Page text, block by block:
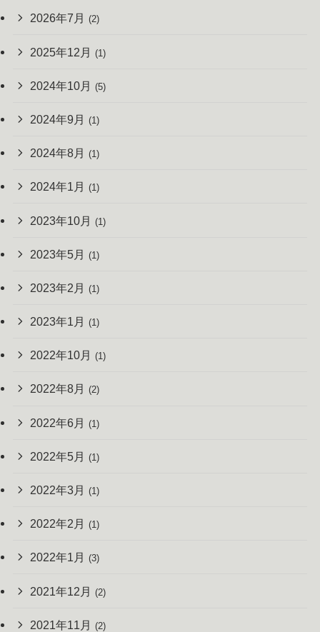
2026年7月 (2)
2025年12月 (1)
2024年10月 (5)
2024年9月 (1)
2024年8月 (1)
2024年1月 (1)
2023年10月 (1)
2023年5月 (1)
2023年2月 (1)
2023年1月 (1)
2022年10月 (1)
2022年8月 (2)
2022年6月 (1)
2022年5月 (1)
2022年3月 (1)
2022年2月 (1)
2022年1月 (3)
2021年12月 (2)
2021年11月 (2)